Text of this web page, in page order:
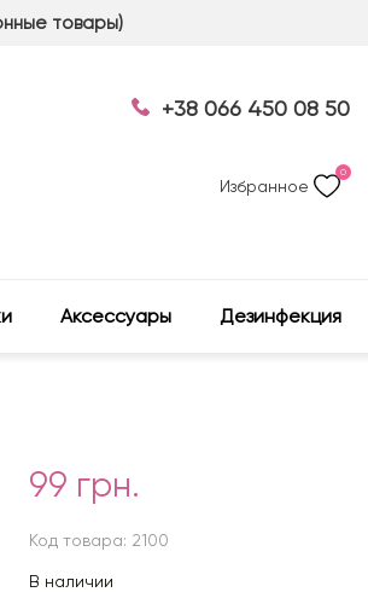
товары)
+38 066 450 08 50
Избранное
0
Аксессуары Дезинфекция
99 грн.
Код товара: 2100
В наличии